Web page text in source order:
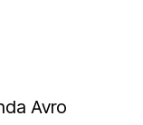
Avro